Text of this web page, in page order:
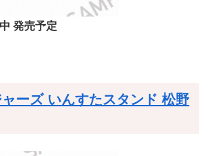
発売予定
ーズ いんすたスタンド 松野